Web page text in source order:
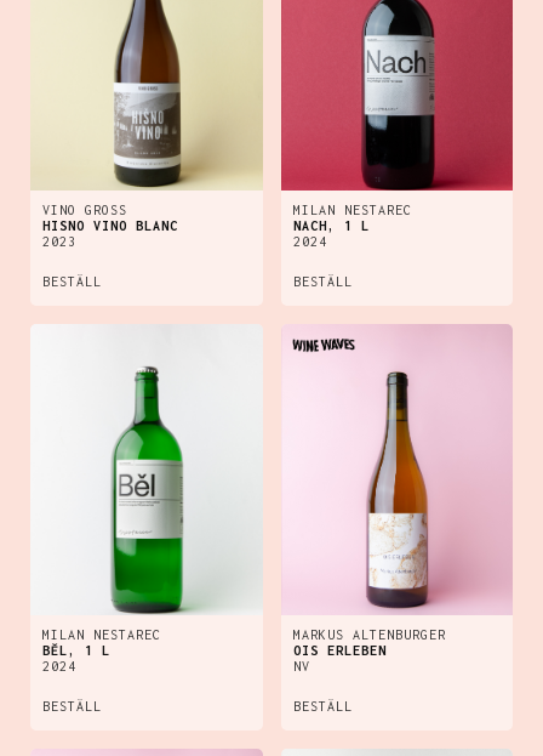
VINO GROSS
HISNO VINO BLANC
2023
BESTÄLL
MILAN NESTAREC
NACH, 1 L
2024
BESTÄLL
MILAN NESTAREC
BĚL, 1 L
2024
BESTÄLL
MARKUS ALTENBURGER
OIS ERLEBEN
NV
BESTÄLL